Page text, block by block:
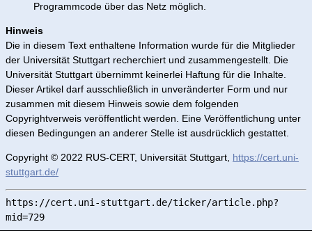
Programmcode über das Netz möglich.
Hinweis
Die in diesem Text enthaltene Information wurde für die Mitglieder
der Universität Stuttgart recherchiert und zusammengestellt. Die
Universität Stuttgart übernimmt keinerlei Haftung für die Inhalte.
Dieser Artikel darf ausschließlich in unveränderter Form und nur
zusammen mit diesem Hinweis sowie dem folgenden
Copyrightverweis veröffentlicht werden. Eine Veröffentlichung unter
diesen Bedingungen an anderer Stelle ist ausdrücklich gestattet.
Copyright © 2022 RUS-CERT, Universität Stuttgart, https://cert.uni-
stuttgart.de/
https://cert.uni-stuttgart.de/ticker/article.php?
mid=729